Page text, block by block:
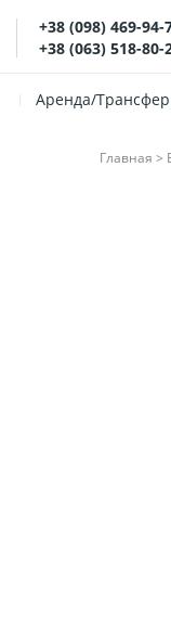
+38 (098) 469-94-
+38 (063) 518-80-
Аренда/Трансфер
Главная >